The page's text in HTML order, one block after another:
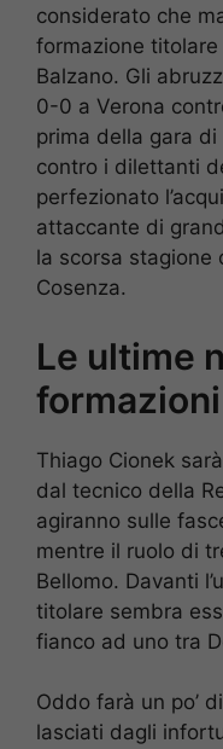
considerato che
formazione
Balzano. Gli
0-0 a Verona
prima della gara
contro i dilettanti
perfezionato
attaccante di
la scorsa stagione
Cosenza.
Le ultime
formazioni
Thiago Cionek
dal tecnico della
agiranno sulle
mentre il ruolo di
Bellomo. Davanti
titolare sembra
fianco ad uno tra
Oddo farà un po’
lasciati dagli